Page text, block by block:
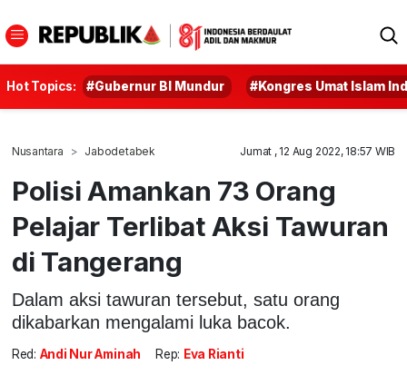
Hot Topics: #Gubernur BI Mundur #Kongres Umat Islam
Nusantara Jabodetabek Jumat , 12 Aug 2022, 18:57 WIB
Polisi Amankan 73 Orang
Pelajar Terlibat Aksi Tawuran
di Tangerang
Dalam aksi tawuran tersebut, satu orang
dikabarkan mengalami luka bacok.
Red: Andi Nur Aminah Rep: Eva Rianti